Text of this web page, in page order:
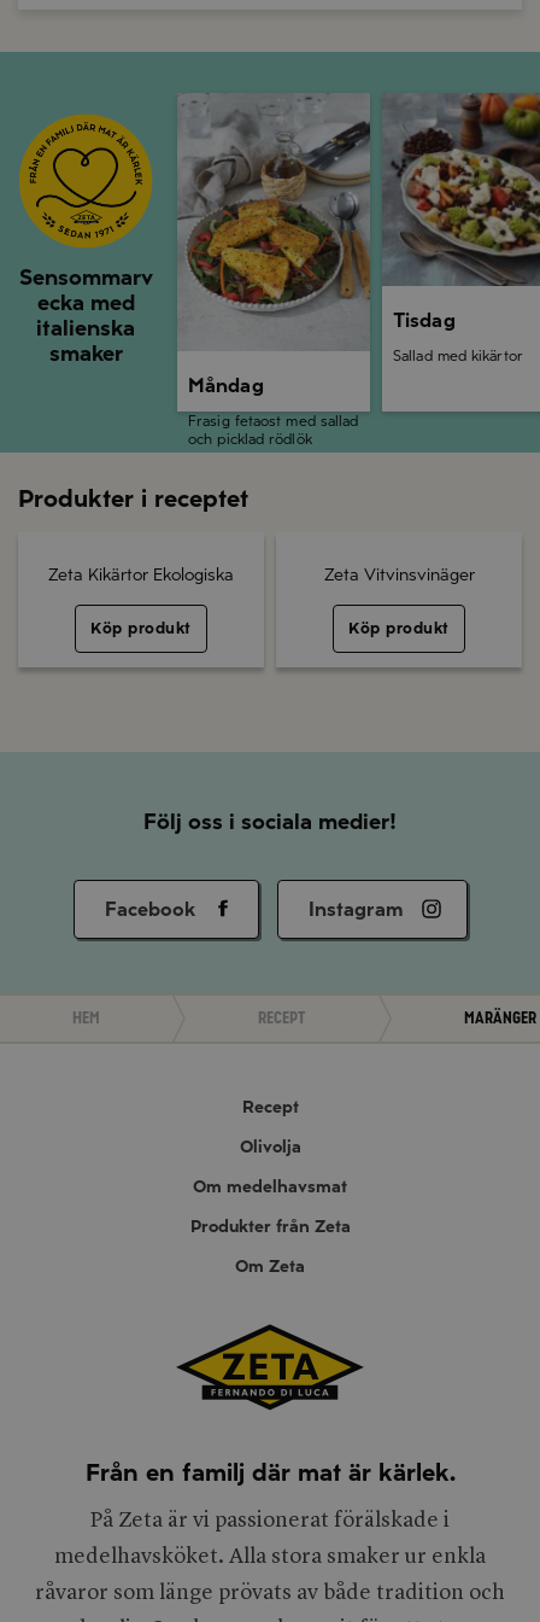
Sensommarv
ecka med
italienska
smaker
Måndag
Måndag
Frasig fetaost med sallad
och picklad rödlök
Tisdag
Sallad med kikärtor
Produkter i receptet
Zeta Kikärtor Ekologiska
Köp produkt
Zeta Vitvinsvinäger
Köp produkt
Följ oss i sociala medier!
Facebook Instagram
Hem Recept Maränger
Recept
Olivolja
Om medelhavsmat
Produkter från Zeta
Om Zeta
Från en familj där mat är kärlek.
På Zeta är vi passionerat förälskade i
medelhavsköket. Alla stora smaker ur enkla
råvaror som länge prövats av både tradition och